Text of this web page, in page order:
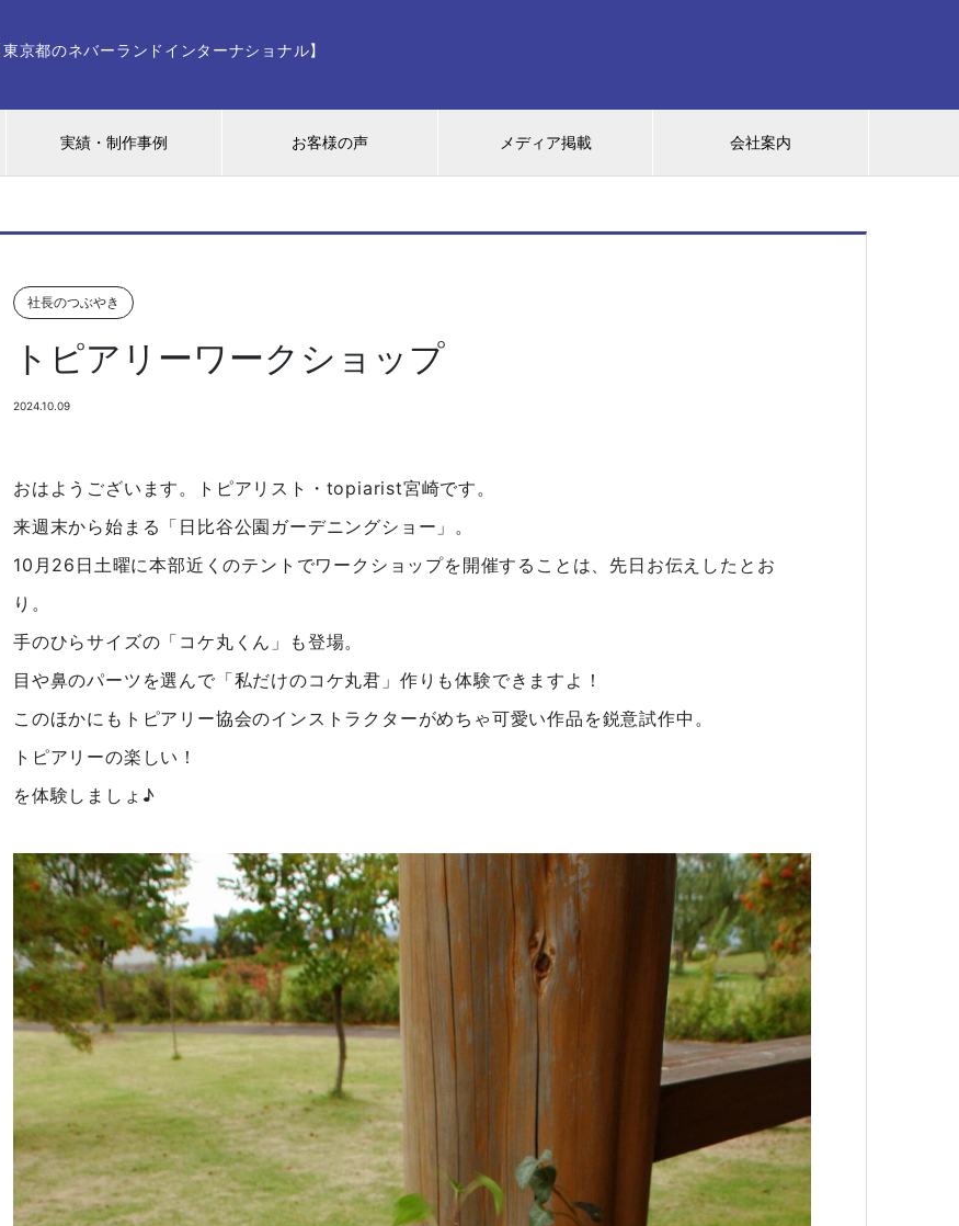
京都のネバーランドインターナショナル】
実績・制作事例 お客様の声 メディア掲載 会社案内
社長のつぶやき
トピアリーワークショップ
2024.10.09
おはようございます。トピアリスト・topiarist宮崎です。
来週末から始まる「日比谷公園ガーデニングショー」。
10月26日土曜に本部近くのテントでワークショップを開催することは、先日お伝えしたとお
り。
手のひらサイズの「コケ丸くん」も登場。
目や鼻のパーツを選んで「私だけのコケ丸君」作りも体験できますよ！
このほかにもトピアリー協会のインストラクターがめちゃ可愛い作品を鋭意試作中。
トピアリーの楽しい！
を体験しましょ♪